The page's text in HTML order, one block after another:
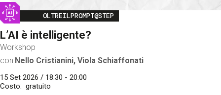
Image
OLTREILPROMPT@STEP
L’AI è intelligente?
Workshop
con Nello Cristianini, Viola Schiaffonati
15 Set 2026 / 18:30 - 20:00
Costo
gratuito